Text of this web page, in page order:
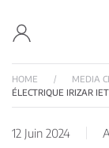
Accéder au
HOME MEDIA
ÉLECTRIQUE IRIZAR
12 Juin 2024